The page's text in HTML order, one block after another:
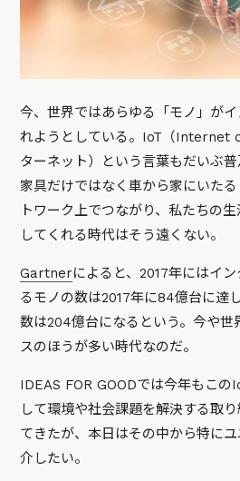
今、世界ではあらゆる「モノ」が
れようとしている。IoT（Internet
ターネット）という言葉もだいぶ
家具だけではなく車から家にいた
トワーク上でつながり、私たちの
してくれる時代はそう遠くない。
Gartnerによると、2017年にはイ
るモノの数は2017年に84億台に達
数は204億台になるという。今や世
スのほうが多い時代なのだ。
IDEAS FOR GOODでは今年もこの
して環境や社会課題を解決する取
てきたが、本日はその中から特に
介したい。